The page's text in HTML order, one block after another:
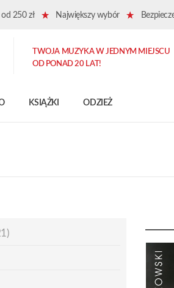
250 zł Największy wybór
KSIĄŻKI ODZIEŻ
TWOJA MUZYKA W JEDNYM MIEJSCU
OD PONAD 20 LAT!